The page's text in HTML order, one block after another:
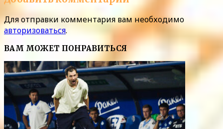
Для отправки комментария вам необходимо
авторизоваться.
ВАМ МОЖЕТ ПОНРАВИТЬСЯ